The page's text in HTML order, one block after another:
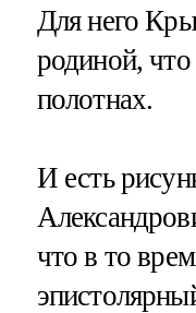
Для него
родиной, что
полотнах.
И есть
что в то